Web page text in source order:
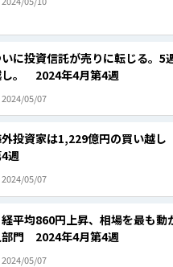
に投資信託が売りに転じる。5
。 2024年4月第4週
2024/05/07
投資家は1,229億円の買い越
週
2024/05/07
経平均860円上昇、相場を最も動
部門 2024年4月第4週
2024/05/07